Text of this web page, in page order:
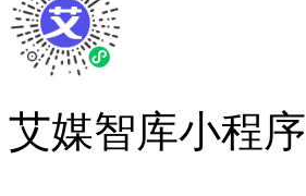
艾媒智库小程序